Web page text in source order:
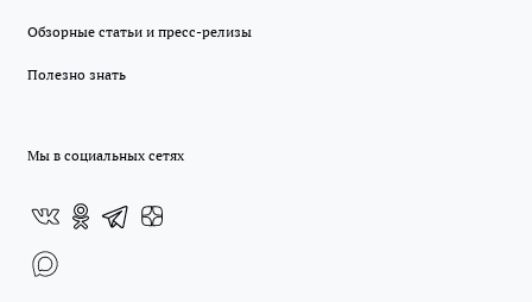
Обзорные статьи и пресс-релизы
Полезно знать
Мы в социальных сетях